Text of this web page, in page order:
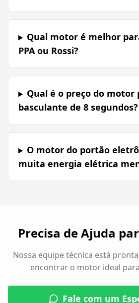
Qual motor é melhor
PPA ou Rossi?
Qual é o preço do motor
basculante de 8 segundos?
O motor do portão
muita energia elétrica
Precisa de Ajuda
Nossa equipe técnica está
encontrar o motor ideal
Fale com um